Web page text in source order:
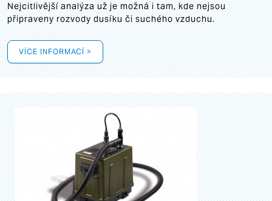
Nejcitlivější analýza už je možná i tam, kde nejsou
připraveny rozvody dusíku či suchého vzduchu.
VÍCE INFORMACÍ >